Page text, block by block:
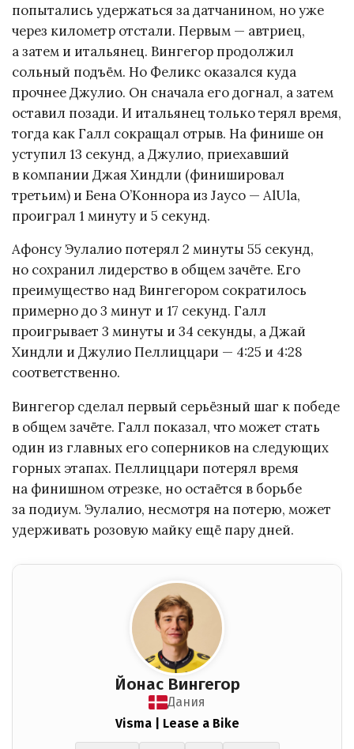
попытались удержаться за датчанином, но уже
через километр отстали. Первым — автриец,
а затем и итальянец. Вингегор продолжил
сольный подъём. Но Феликс оказался куда
прочнее Джулио. Он сначала его догнал, а затем
оставил позади. И итальянец только терял время,
тогда как Галл сокращал отрыв. На финише он
уступил 13 секунд, а Джулио, приехавший
в компании Джая Хиндли (финишировал
третьим) и Бена О’Коннора из Jayco — AlUla,
проиграл 1 минуту и 5 секунд.
Афонсу Эулалио потерял 2 минуты 55 секунд,
но сохранил лидерство в общем зачёте. Его
преимущество над Вингегором сократилось
примерно до 3 минут и 17 секунд. Галл
проигрывает 3 минуты и 34 секунды, а Джай
Хиндли и Джулио Пеллиццари — 4:25 и 4:28
соответственно.
Вингегор сделал первый серьёзный шаг к победе
в общем зачёте. Галл показал, что может стать
один из главных его соперников на следующих
горных этапах. Пеллиццари потерял время
на финишном отрезке, но остаётся в борьбе
за подиум. Эулалио, несмотря на потерю, может
удерживать розовую майку ещё пару дней.
Йонас Вингегор
Дания
Visma | Lease a Bike